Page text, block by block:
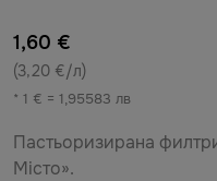
1,60 €
(3,20 €/л)
* 1 € = 1,95583 лв
Пастьоризирана
Місто».